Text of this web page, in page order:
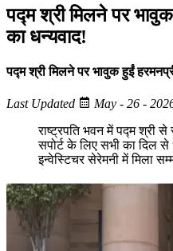
पद्म श्री मिलने पर
का धन्यवाद!
पद्म श्री मिलने पर भावुक हुईं
Last Updated May - 26 -
राष्ट्रपति भवन में पद्म श्री से
सपोर्ट के लिए सभी का दिल से
इन्वेस्टिचर सेरेमनी में मिला